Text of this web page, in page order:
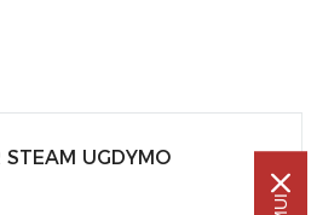
STEAM UGDYMO